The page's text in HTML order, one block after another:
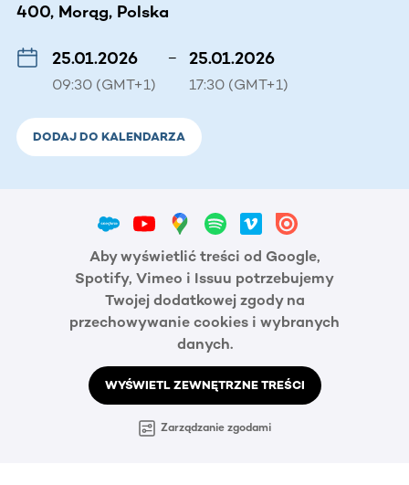
400, Morąg, Polska
25.01.2026
09:30 (GMT+1)
– 25.01.2026
17:30 (GMT+1)
DODAJ DO KALENDARZA
Aby wyświetlić treści od Google,
Spotify, Vimeo i Issuu potrzebujemy
Twojej dodatkowej zgody na
przechowywanie cookies i wybranych
danych.
WYŚWIETL ZEWNĘTRZNE TREŚCI
Zarządzanie zgodami